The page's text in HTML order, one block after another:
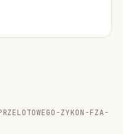
ZYKON-FZA-